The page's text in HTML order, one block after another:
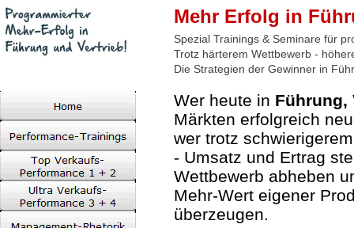
Mehr Erfolg in
Spezial Trainings & Seminare für
Trotz härterem Wettbewerb -
Die Strategien der Gewinner in
Wer heute in Führung,
Märkten erfolgreich
wer trotz
- Umsatz und Ertrag
Wettbewerb abheben
Mehr-Wert eigener
überzeugen.